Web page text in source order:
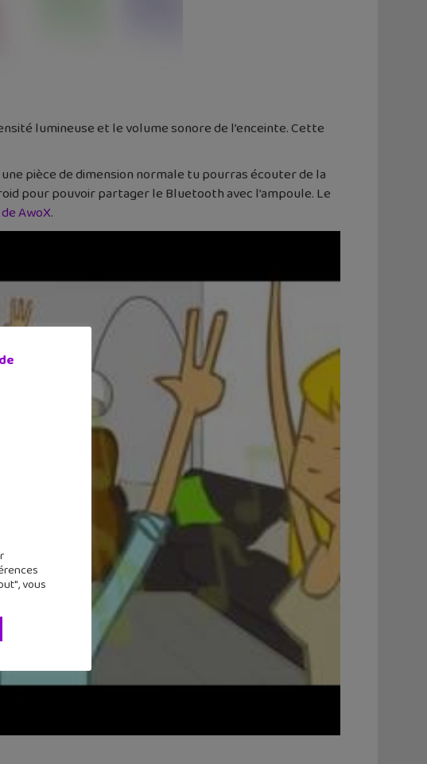
lumineuse et le volume sonore de l’enceinte. Cette
pièce de dimension normale tu pourras écouter de la
pour pouvoir partager le Bluetooth avec l’ampoule. Le
AwoX.
vous